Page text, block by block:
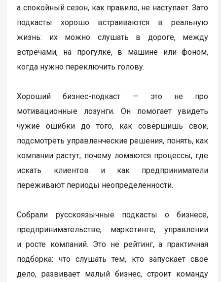
а спокойный сезон, как правило, не наступает. Зато
подкасты хорошо встраиваются в реальную
жизнь: их можно слушать в дороге, между
встречами, на прогулке, в машине или фоном,
когда нужно переключить голову.
Хороший бизнес-подкаст — это не про
мотивационные лозунги. Он помогает увидеть
чужие ошибки до того, как совершишь свои,
подсмотреть управленческие решения, понять, как
компании растут, почему ломаются процессы, где
искать клиентов и как предприниматели
переживают периоды неопределенности.
Собрали русскоязычные подкасты о бизнесе,
предпринимательстве, маркетинге, управлении
и росте компаний. Это не рейтинг, а практичная
подборка: что слушать тем, кто запускает свое
дело, развивает малый бизнес, строит команду